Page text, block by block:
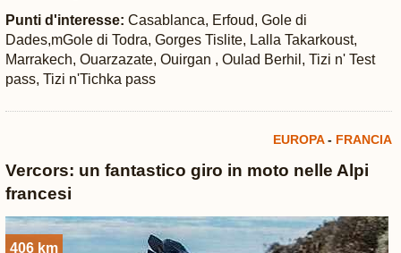
Punti d'interesse: Casablanca, Erfoud, Gole di
Dades,mGole di Todra, Gorges Tislite, Lalla Takarkoust,
Marrakech, Ouarzazate, Ouirgan , Oulad Berhil, Tizi n' Test
pass, Tizi n'Tichka pass
EUROPA- FRANCIA
Vercors: un fantastico giro in moto nelle Alpi
francesi
406 km